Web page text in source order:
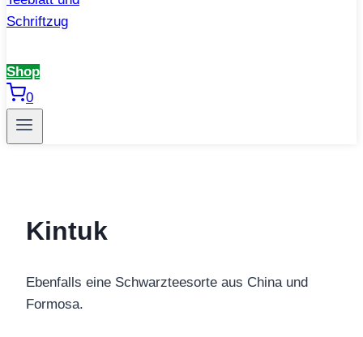
Shop
0
Kintuk
Ebenfalls eine Schwarzteesorte aus China und
Formosa.